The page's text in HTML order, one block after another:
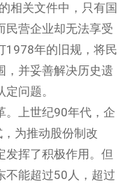
相关文件中，只有国
民营企业却无法享受
1978年的旧规，将民
，并妥善解决历史遗
问题。
。上世纪90年代，企
为推动股份制改
发挥了积极作用。但
不能超过50人，超过